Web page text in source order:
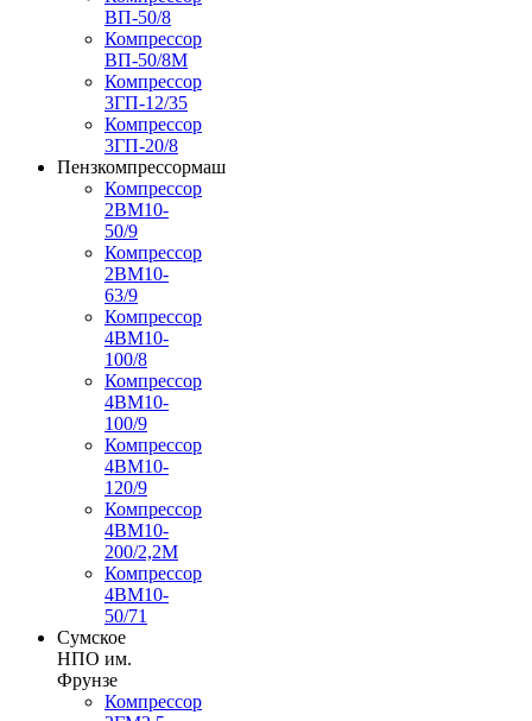
ВП-50/8
Компрессор
ВП-50/8М
Компрессор
3ГП-12/35
Компрессор
3ГП-20/8
Пензкомпрессормаш
Компрессор
2ВМ10-
50/9
Компрессор
2ВМ10-
63/9
Компрессор
4ВМ10-
100/8
Компрессор
4ВМ10-
100/9
Компрессор
4ВМ10-
120/9
Компрессор
4ВМ10-
200/2,2М
Компрессор
4ВМ10-
50/71
Сумское
НПО им.
Фрунзе
Компрессор